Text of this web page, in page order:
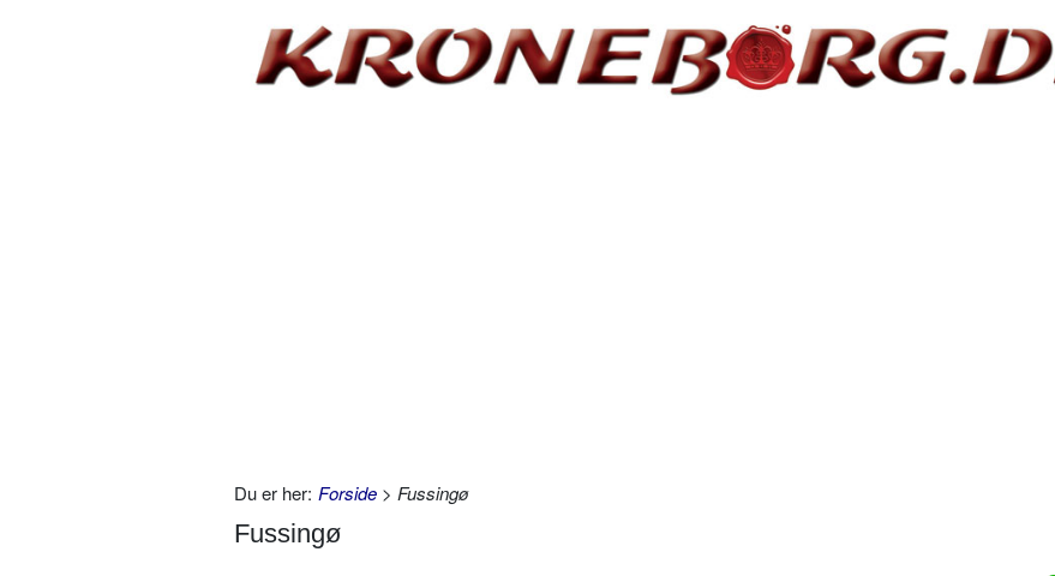
Du er her: Forside > Fussingø
Fussingø